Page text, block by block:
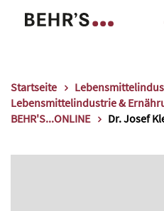
Startseite
Lebensmittelindustrie &
BEHR'S...ONLINE
Dr. Josef